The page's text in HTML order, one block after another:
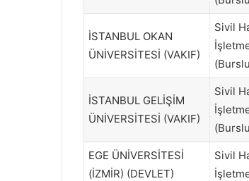
İSTANBUL OKAN
ÜNİVERSİTESİ (VAKIF)
Sivil
İSTANBUL GELİŞİM
ÜNİVERSİTESİ (VAKIF)
Sivil
EGE ÜNİVERSİTESİ
(İZMİR) (DEVLET)
Sivil